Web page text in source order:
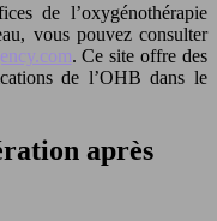
de l’oxygénothérapie
vous pouvez consulter
. Ce site offre des
de l’OHB dans le
après